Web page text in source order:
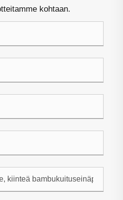
kohtaan.